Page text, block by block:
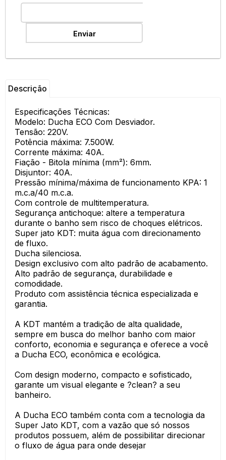
Enviar
Descrição
Especificações Técnicas:
Modelo: Ducha ECO Com Desviador.
Tensão: 220V.
Potência máxima: 7.500W.
Corrente máxima: 40A.
Fiação - Bitola mínima (mm²): 6mm.
Disjuntor: 40A.
Pressão mínima/máxima de funcionamento KPA: 1
m.c.a/40 m.c.a.
Com controle de multitemperatura.
Segurança antichoque: altere a temperatura
durante o banho sem risco de choques elétricos.
Super jato KDT: muita água com direcionamento
de fluxo.
Ducha silenciosa.
Design exclusivo com alto padrão de acabamento.
Alto padrão de segurança, durabilidade e
comodidade.
Produto com assistência técnica especializada e
garantia.
A KDT mantém a tradição de alta qualidade,
sempre em busca do melhor banho com maior
conforto, economia e segurança e oferece a você
a Ducha ECO, econômica e ecológica.
Com design moderno, compacto e sofisticado,
garante um visual elegante e ?clean? a seu
banheiro.
A Ducha ECO também conta com a tecnologia da
Super Jato KDT, com a vazão que só nossos
produtos possuem, além de possibilitar direcionar
o fluxo de água para onde desejar